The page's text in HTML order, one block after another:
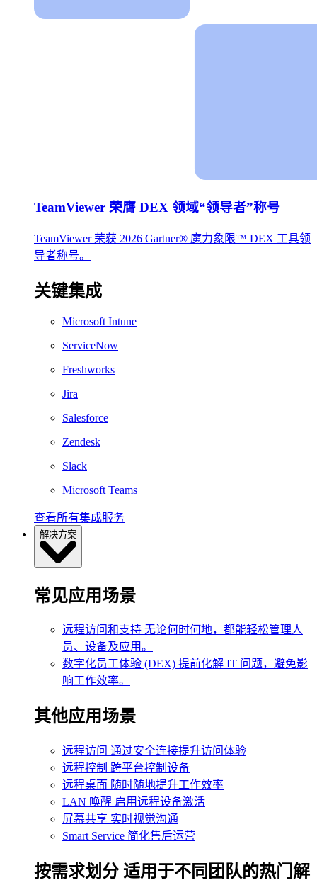
TeamViewer 荣膺 DEX 领域“领导者”称号
TeamViewer 荣获 2026 Gartner® 魔力象限™ DEX 工具领
导者称号。
关键集成
Microsoft Intune
ServiceNow
Freshworks
Jira
Salesforce
Zendesk
Slack
Microsoft Teams
查看所有集成服务
解决方案
常见应用场景
远程访问和支持 无论何时何地，都能轻松管理人
员、设备及应用。
数字化员工体验 (DEX) 提前化解 IT 问题，避免影
响工作效率。
其他应用场景
远程访问 通过安全连接提升访问体验
远程控制 跨平台控制设备
远程桌面 随时随地提升工作效率
LAN 唤醒 启用远程设备激活
屏幕共享 实时视觉沟通
Smart Service 简化售后运营
按需求划分 适用于不同团队的热门解